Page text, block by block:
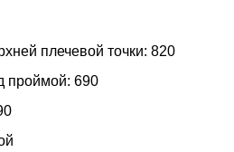
плечевой точки: 820
проймой: 690